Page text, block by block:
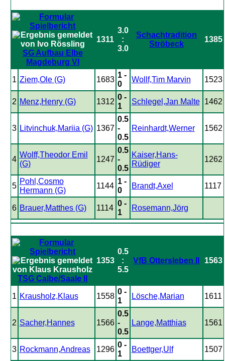
SG Aufbau Elbe
Magdeburg VI
1311
3.0
:
3.0
Schachtradition
Ströbeck
1385
1 Ziem,Ole (G) 1683
1 -
0
Wollf,Tim Marvin 1523
2 Menz,Henry (G) 1312
0 -
1
Schlegel,Jan Malte 1462
3 Litvinchuk,Mariia (G) 1367
0.5
-
0.5
Reinhardt,Werner 1562
4
Wolff,Theodor Emil
(G)
1247
0.5
-
0.5
Kaiser,Hans-
Rüdiger
1262
5
Pohl,Cosmo
Hermann (G)
1144
1 -
0
Brandt,Axel 1117
6 Brauer,Matthes (G) 1114
0 -
1
Rosemann,Jörg
TSG Calbe/Saale II
1353
0.5
:
5.5
VfB Ottersleben II 1563
1 Krausholz,Klaus 1558
0 -
1
Lösche,Marian 1611
2 Sacher,Hannes 1566
0.5
-
0.5
Lange,Matthias 1561
3 Rockmann,Andreas 1296
0 -
1
Boettger,Ulf 1507